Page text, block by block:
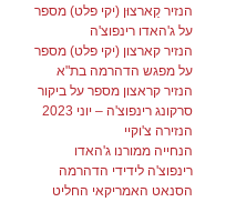
הנזיר קַארצוּן (יקי פלט) מספר
על ג'האדו רינפוצ'ה
הנזיר קארצון (יקי פלט) מספר
על מפגש הדהרמה בת"א
הנזיר קראצון מספר על ביקור
סרקונג רינפוצ'ה – יוני 2023
הנזירה צ'וקיי
הנחייה ממורנו ג'האדו
רינפוצ'ה לידידי הדהרמה
הסנאט האמריקאי החליט